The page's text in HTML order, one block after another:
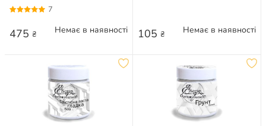
7
475 ₴ Немає в наявності 105 ₴ Немає в наявності